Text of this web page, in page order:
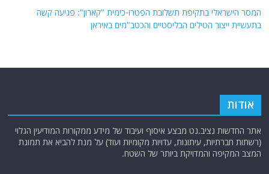
המסר הישראלי בתקיפת תשלובת הפטרו-כימית "קארון": פגיעה קשה
בתעשיית ייצור הטילים הבליסטיים והכטב"מים באיראן
אודות
אתר החדשות נציב.נט מבצע איסוף ועיבוד של מידע ממקורות המודיעין הגלוי
(רשתות חברתיות, עיתונות, עדויות מקומיות ועוד) על מנת להביא את תמונת
המצב המקיפה והמדויקת ביותר של השטח.